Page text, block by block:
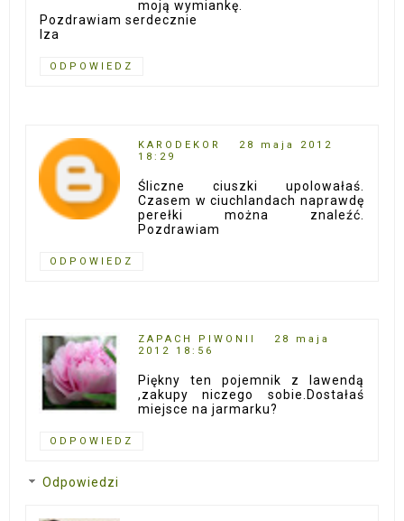
moją wymiankę.
Pozdrawiam serdecznie
Iza
ODPOWIEDZ
KARODEKOR
28 maja 2012
18:29
Śliczne ciuszki upolowałaś.
Czasem w ciuchlandach naprawdę
perełki można znaleźć.
Pozdrawiam
ODPOWIEDZ
ZAPACH PIWONII
28 maja
2012 18:56
Piękny ten pojemnik z lawendą
,zakupy niczego sobie.Dostałaś
miejsce na jarmarku?
ODPOWIEDZ
Odpowiedzi